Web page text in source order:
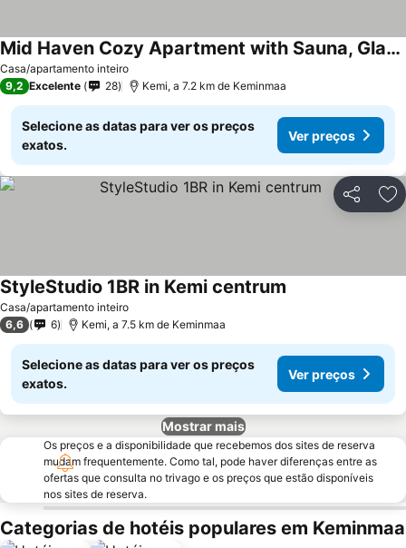
Casa/apartamento inteiro
Mid Haven Cozy Apartment with Sauna, Glassed Balcony and Free Parking
9,2 Excelente 28 Kemi, a 7.2 km de Keminmaa
Selecione as datas para ver os preços
exatos.
Ver preços
Partilhar
Casa/apartamento inteiro
StyleStudio 1BR in Kemi centrum
6,6 6 Kemi, a 7.5 km de Keminmaa
Selecione as datas para ver os preços
exatos.
Ver preços
Mostrar mais
Os preços e a disponibilidade que recebemos dos sites de reserva
mudam frequentemente. Como tal, pode haver diferenças entre as
ofertas que consulta no trivago e os preços que estão disponíveis
nos sites de reserva.
Categorias de hotéis populares em Keminmaa